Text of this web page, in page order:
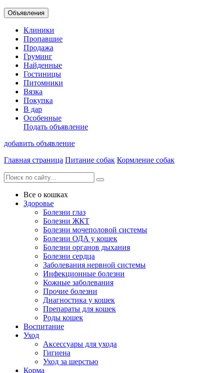
Объявления
Клиники
Пропавшие
Продажа
Груминг
Найденные
Гостиницы
Питомники
Вязка
Покупка
В дар
Особенные
Подать объявление
добавить объявление
Главная страница Питание собак Кормление собак
Все о кошках
Здоровье
Болезни глаз
Болезни ЖКТ
Болезни мочеполовой системы
Болезни ОДА у кошек
Болезни органов дыхания
Болезни сердца
Заболевания нервной системы
Инфекционные болезни
Кожные заболевания
Прочие болезни
Диагностика у кошек
Препараты для кошек
Роды кошек
Воспитание
Уход
Аксессуары для ухода
Гигиена
Уход за шерстью
Корма